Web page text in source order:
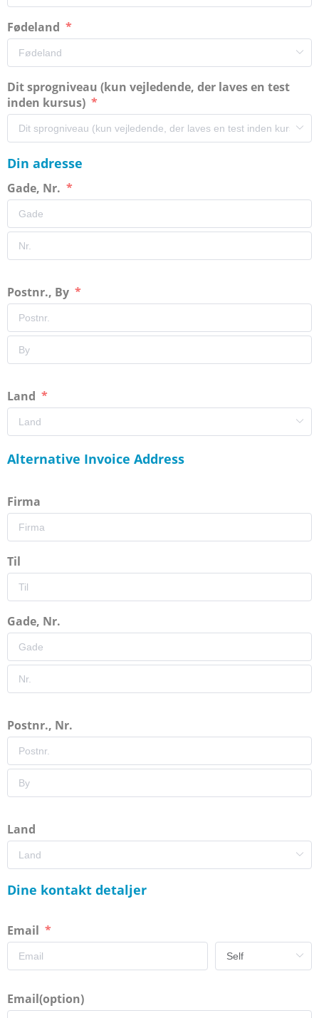
Fødeland
Dit sprogniveau (kun vejledende, der laves en test
inden kursus)
Din adresse
Gade, Nr.
Postnr., By
Land
Alternative Invoice Address
Firma
Til
Gade, Nr.
Postnr., Nr.
Land
Dine kontakt detaljer
Email
Email(option)